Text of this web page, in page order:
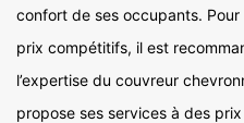
confort de ses occupants.
prix compétitifs, il est
l’expertise du couvreur
propose ses services à des